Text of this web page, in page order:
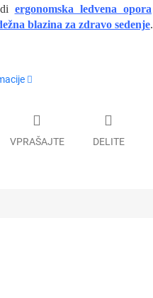
ergonomska ledvena opora
blazina za zdravo sedenje.
VPRAŠAJTE DELITE